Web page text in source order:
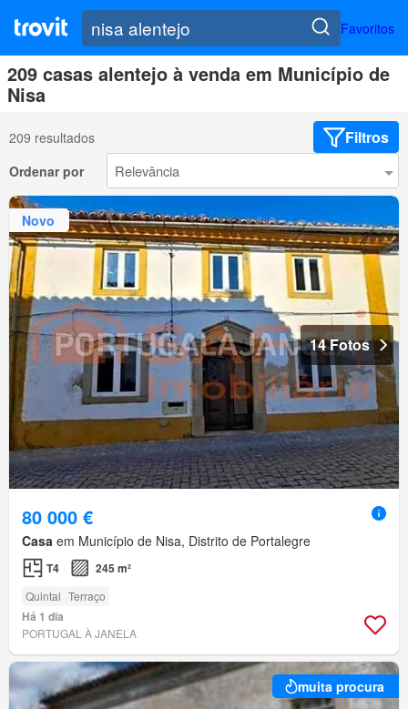
Favoritos
209 casas alentejo à venda em Município de
Nisa
209 resultados Filtros
Ordenar por
Novo
14 Fotos
80 000 €
Casa em Município de Nisa, Distrito de Portalegre
T4 245 m²
Quintal Terraço
Há 1 dia
PORTUGAL À JANELA
muita procura